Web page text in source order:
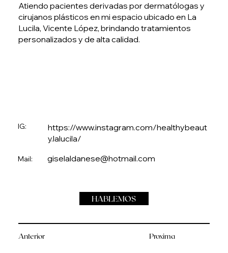
Anterior Proxima
Atiendo pacientes derivadas por dermatólogas y
cirujanos plásticos en mi espacio ubicado en La
Lucila, Vicente López, brindando tratamientos
personalizados y de alta calidad.
IG:
https://www.instagram.com/healthybeaut
y.lalucila/
Mail: giselaldanese@hotmail.com
HABLEMOS